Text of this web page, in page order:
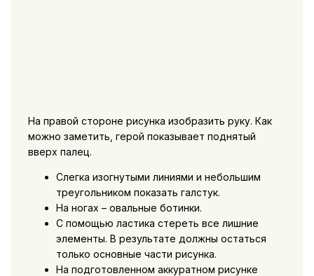
На правой стороне рисунка изобразить руку. Как
можно заметить, герой показывает поднятый
вверх палец.
Слегка изогнутыми линиями и небольшим
треугольником показать галстук.
На ногах – овальные ботинки.
С помощью ластика стереть все лишние
элементы. В результате должны остаться
только основные части рисунка.
На подготовленном аккуратном рисунке